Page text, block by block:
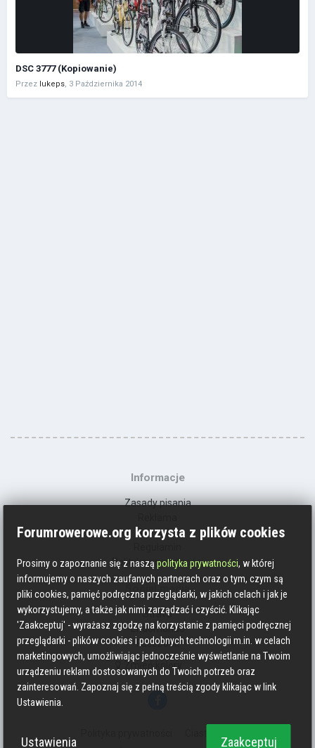
DSC 3777 (Kopiowanie)
Przez lukeps, 3 Października 2014
Informacje
Zasady pisania
Kontakt
Polityka prywatności
Social media
Strava
Endomondo
Facebook
Zmień kolory
Forumrowerowe.org korzysta z plików cookies
Prosimy o zapoznanie się z nasząpolityka prywatności, w której
informujemy o naszych zaufanych partnerach oraz o tym, czym są
pliki cookies, pamięć podręczna przeglądarki, w jakich celach i jak je
wykorzystujemy, a także jak nimi zarządzać i czyścić. Klikając
'Zaakceptuj' - wyrażasz zgodzę na korzystanie z pamięci podręcznej
przeglądarki - plików cookies i podobnych technologii m.in. w celach
marketingowych, umożliwiając jednocześnie wyświetlanie na Twoim
urządzeniu reklam dostosowanych do Twoich potrzeb oraz
zainteresowań. Zapoznaj się z pełną treścią zgody klikając w link
Ustawienia.
Ustawienia Zaakceptuj